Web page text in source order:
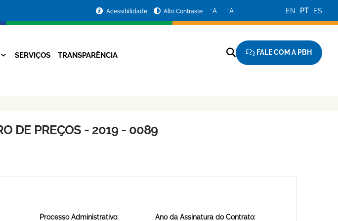
Acessibilidade Alto Contraste −A +A EN PT ES
SERVIÇOS TRANSPARÊNCIA FALE COM A PBH
DE PREÇOS - 2019 - 0089
Processo Administrativo: Ano da Assinatura do Contrato: